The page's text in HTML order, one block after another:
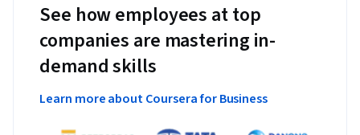
See how employees at top
companies are mastering in-
demand skills
Learn more about Coursera for Business